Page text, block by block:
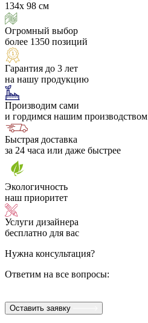
134х 98 см
Огромный выбор
более 1350 позиций
Гарантия до 3 лет
на нашу продукцию
Производим сами
и гордимся нашим производством
Быстрая доставка
за 24 часа или даже быстрее
Экологичность
наш приоритет
Услуги дизайнера
бесплатно для вас
Нужна консультация?
Ответим на все вопросы:
Оставить заявку